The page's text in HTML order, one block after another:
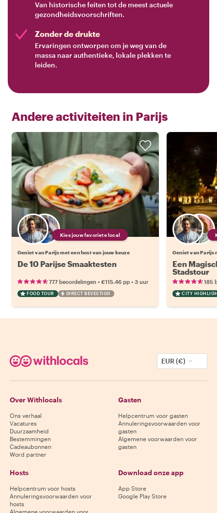
Van historische feiten tot de meest actuele
gezondheidsvoorschriften.
Zonder de drukte
Ervaringen ontworpen om je weg van de
massa naar authentieke, lokale plekken te
leiden.
Andere activiteiten in Parijs
Kies jouw favoriete local
Geniet van Parijs met een host van jouw keuze
De 10 Parijse Smaaktesten
777 beoordelingen • €115.46 pp • 3 uur
FOOD TOUR DIRECT BEVESTIGD
Geniet van Parijs
Een
Stadstour
185
CITY
EUR (€)
Over Withlocals
Ons verhaal
Vacatures
Duurzaamheid
Bestemmingen
Cadeaubonnen
Word partner
Gasten
Helpcentrum voor gasten
Annuleringsvoorwaarden voor
gasten
Algemene voorwaarden voor
gasten
Hosts
Helpcentrum voor hosts
Annuleringsvoorwaarden voor
hosts
Download onze app
App Store
Google Play Store